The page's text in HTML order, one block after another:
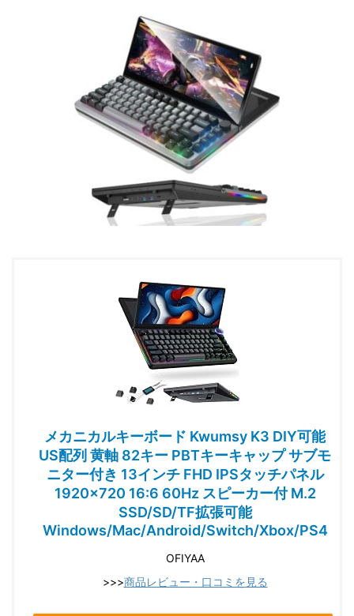
メカニカルキーボード Kwumsy K3 DIY可能
US配列 黄軸 82キー PBTキーキャップ サブモ
ニター付き 13インチ FHD IPSタッチパネル
1920×720 16:6 60Hz スピーカー付 M.2
SSD/SD/TF拡張可能
Windows/Mac/Android/Switch/Xbox/PS4
OFIYAA
>>>商品レビュー・口コミを見る